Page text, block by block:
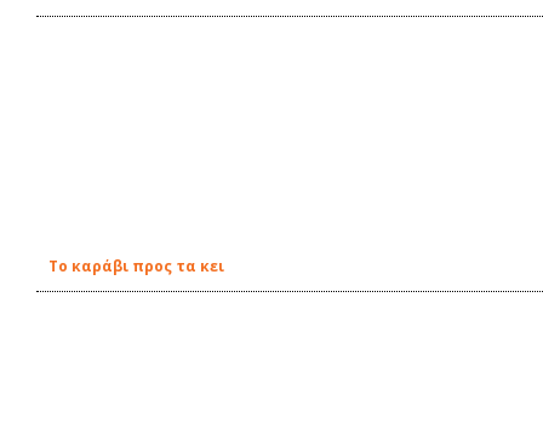
Το καράβι προς τα κει